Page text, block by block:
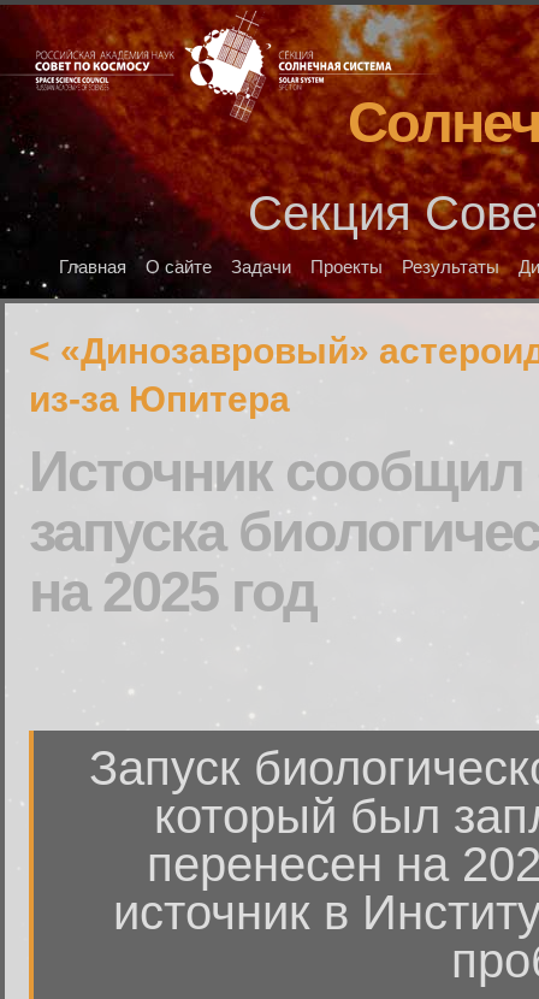
Секция
Главная О сайте Задачи Проекты Результаты
< «Динозавровый»
из-за Юпитера
Источник сообщил
запуска
на 2025 год
Запуск
который был
перенесен на
источник в